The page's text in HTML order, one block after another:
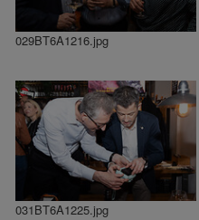
029BT6A1216.jpg
031BT6A1225.jpg